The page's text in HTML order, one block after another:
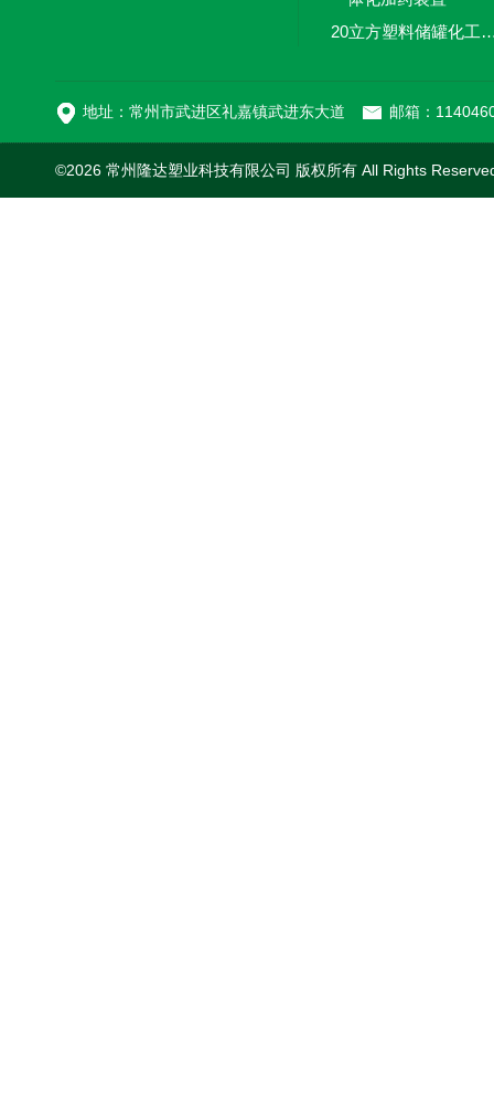
20立方塑料储罐化工储
地址：常州市武进区礼嘉镇武进东大道 邮箱：
©2026 常州隆达塑业科技有限公司 版权所有 All Rights